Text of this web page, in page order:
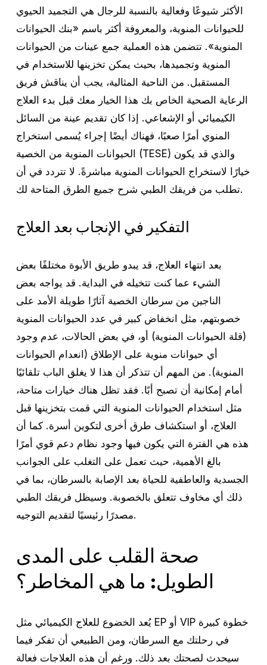
الأكثر شيوعًا وفعالية بالنسبة للرجال هي التجميد الحيوي
للحيوانات المنوية، والمعروفة أكثر باسم «بنك الحيوانات
المنوية». تتضمن هذه العملية جمع عينات من الحيوانات
المنوية وتجميدها، بحيث يمكن تخزينها للاستخدام في
المستقبل. من الناحية المثالية، يجب أن يناقش فريق
الرعاية الصحية الخاص بك هذا الخيار معك قبل بدء العلاج
الكيميائي أو الإشعاعي. إذا كان تقديم عينة من السائل
المنوي أمرًا صعبًا، فهناك أيضًا إجراء يُسمى استخراج
الحيوانات المنوية من الخصية (TESE) والذي قد يكون
خيارًا لاستخراج الحيوانات المنوية مباشرةً. لا تتردد في أن
تطلب من فريقك الطبي شرح جميع الطرق المتاحة لك.
التفكير في الإنجاب بعد العلاج
بعد انتهاء العلاج، قد يبدو طريق الأبوة مختلفًا بعض
الشيء عما كنت تتخيله في البداية. قد يواجه بعض
الناجين من سرطان الخصية آثارًا طويلة الأمد على
خصوبتهم، مثل انخفاض كبير في عدد الحيوانات المنوية
(قلة الحيوانات المنوية) أو، في بعض الحالات، عدم وجود
أي حيوانات منوية على الإطلاق (انعدام الحيوانات
المنوية). من المهم أن تتذكر أن هذا لا يغلق الباب تلقائيًا
أمام إمكانية أن تصبح أبًا. فقد تظل هناك خيارات متاحة،
مثل استخدام الحيوانات المنوية التي قمت بتخزينها قبل
العلاج، أو استكشاف طرق أخرى لتكوين أسرة. كما أن
هذه هي الفترة التي يكون فيها وجود نظام دعم قوي أمرًا
بالغ الأهمية، حيث تعمل على التغلب على الجوانب
الجسدية والعاطفية للحياة بعد الإصابة بالسرطان، بما في
ذلك أي مخاوف تتعلق بالخصوبة. وسيظل فريقك الطبي
مصدرًا رئيسيًا لتقديم التوجيه.
صحة القلب على المدى
الطويل: ما هي المخاطر؟
يُعد الخضوع للعلاج الكيميائي مثل EP أو VIP خطوة كبيرة
في رحلتك مع السرطان، ومن الطبيعي أن تفكر فيما
سيحدث لصحتك بعد ذلك. ورغم أن هذه العلاجات فعالة